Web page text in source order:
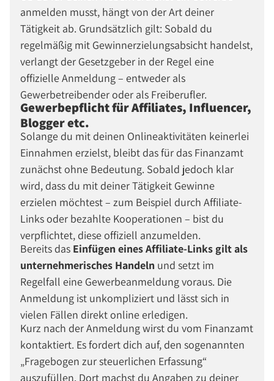
anmelden musst, hängt von der Art deiner
Tätigkeit ab. Grundsätzlich gilt: Sobald du
regelmäßig mit Gewinnerzielungsabsicht handelst,
verlangt der Gesetzgeber in der Regel eine
offizielle Anmeldung – entweder als
Gewerbetreibender oder als Freiberufler.
Gewerbepflicht für Affiliates, Influencer,
Blogger etc.
Solange du mit deinen Onlineaktivitäten keinerlei
Einnahmen erzielst, bleibt das für das Finanzamt
zunächst ohne Bedeutung. Sobald jedoch klar
wird, dass du mit deiner Tätigkeit Gewinne
erzielen möchtest – zum Beispiel durch Affiliate-
Links oder bezahlte Kooperationen – bist du
verpflichtet, diese offiziell anzumelden.
Bereits das Einfügen eines Affiliate-Links gilt als
unternehmerisches Handeln und setzt im
Regelfall eine Gewerbeanmeldung voraus. Die
Anmeldung ist unkompliziert und lässt sich in
vielen Fällen direkt online erledigen.
Kurz nach der Anmeldung wirst du vom Finanzamt
kontaktiert. Es fordert dich auf, den sogenannten
Fragebogen zur steuerlichen Erfassung
auszufüllen. Dort machst du Angaben zu deiner